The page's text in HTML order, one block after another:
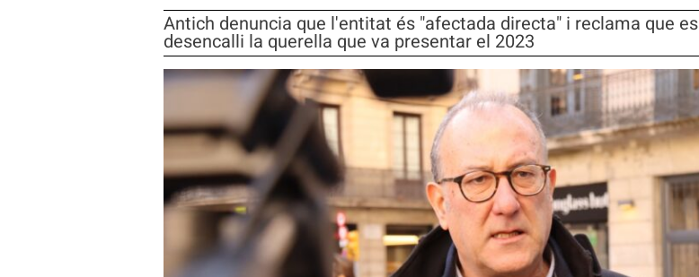
Antich denuncia que l'entitat és "afectada directa" i reclama que es
desencalli la querella que va presentar el 2023